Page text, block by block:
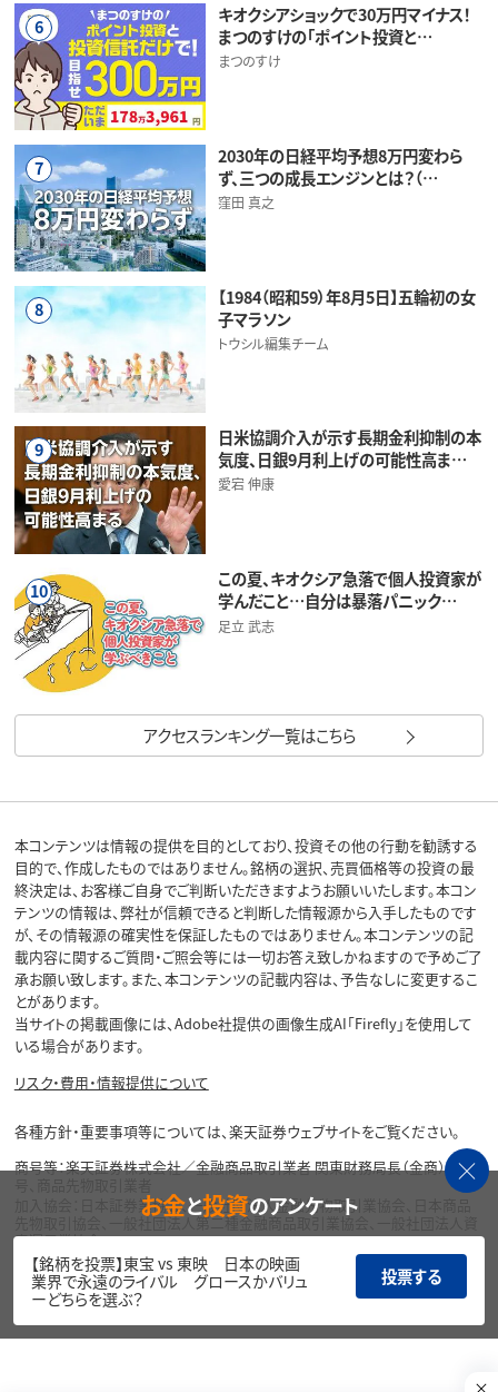
6
キオクシアショックで30万円マイナス！
まつのすけの「ポイント投資と…
まつのすけ
7
2030年の日経平均予想8万円変わら
ず、三つの成長エンジンとは？（…
窪田 真之
8
【1984（昭和59）年8月5日】五輪初の女
子マラソン
トウシル編集チーム
9
日米協調介入が示す長期金利抑制の本
気度、日銀9月利上げの可能性高ま…
愛宕 伸康
10
この夏、キオクシア急落で個人投資家が
学んだこと…自分は暴落パニック…
足立 武志
アクセスランキング一覧はこちら
本コンテンツは情報の提供を目的としており、投資その他の行動を勧誘する
目的で、作成したものではありません。銘柄の選択、売買価格等の投資の最
終決定は、お客様ご自身でご判断いただきますようお願いいたします。本コン
テンツの情報は、弊社が信頼できると判断した情報源から入手したものです
が、その情報源の確実性を保証したものではありません。本コンテンツの記
載内容に関するご質問・ご照会等には一切お答え致しかねますので予めご了
承お願い致します。また、本コンテンツの記載内容は、予告なしに変更するこ
とがあります。
当サイトの掲載画像には、Adobe社提供の画像生成AI「Firefly」を使用して
いる場合があります。
リスク・費用・情報提供について
各種方針・重要事項等については、楽天証券ウェブサイトをご覧ください。
商号等：楽天証券株式会社／金融商品取引業者 関東財務局長（金商）第195
加入協会：日本証券業協会、一般社団法人金融先物取引業協会、日本商品
先物取引協会、一般社団法人第二種金融商品取引業協会、一般社団法人資
産運用業協会
Copyright©
1999-2026 Rakuten Securities, Inc. All
Rights Reserved.
お金と投資のアンケート
【銘柄を投票】東宝 vs 東映 日本の映画
業界で永遠のライバル グロースかバリュ
ーどちらを選ぶ？
投票する